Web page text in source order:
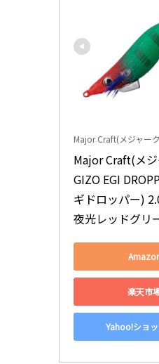
Major Craft(メジャー
Major Craft(メ
GIZO EGI
ギドロッパー)
夜光レッドグリ
楽天市
Yahoo!ショ